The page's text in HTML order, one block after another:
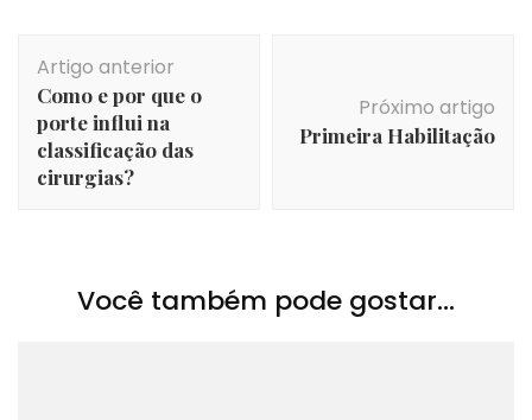
de
post
Artigo anterior
Como e por que o
porte influi na
classificação das
cirurgias?
Próximo artigo
Primeira Habilitação
Você também pode gostar...